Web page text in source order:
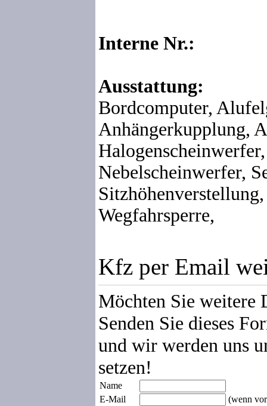
Interne Nr.:
Ausstattung:
Bordcomputer,
Anhängerkupplung,
Nebelscheinwerfer,
Wegfahrsperre,
Kfz per Email
Möchten Sie weitere
Senden Sie dieses
und wir werden uns
setzen!
Name
E-Mail
(wenn